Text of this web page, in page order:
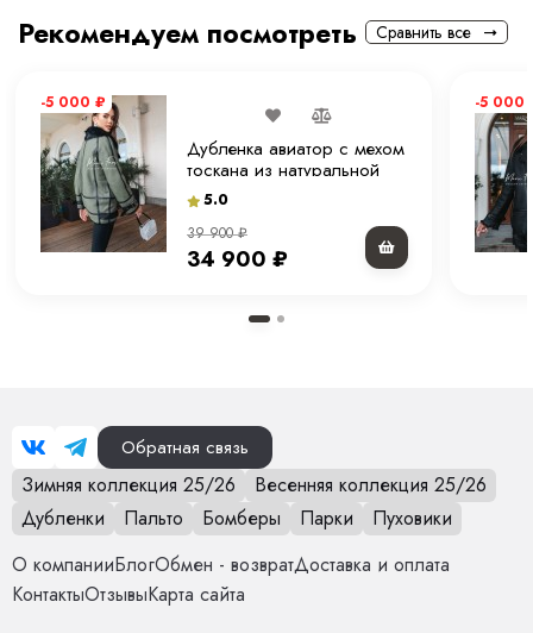
Рекомендуем посмотреть Сравнить все
-5 000 ₽
Дубленка авиатор с мехом
тоскана из натуральной
овчины в оттенке “хакки”
80 см.
5.0
39 900₽
34 900 ₽
-5 000
Обратная связь
Зимняя коллекция 25/26
Весенняя коллекция 25/26
Дубленки
Пальто Бомберы Парки
Пуховики
О компанииБлогОбмен - возвратДоставка и оплата
КонтактыОтзывыКарта сайта